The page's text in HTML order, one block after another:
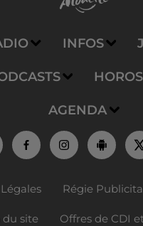
INFOS
AGENDA
Régie
du site Offres de CDI